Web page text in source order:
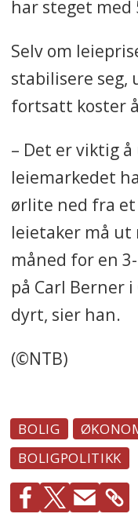
har steget med
Selv om
stabilisere seg,
fortsatt koster
– Det er viktig
leiemarkedet
ørlite ned fra
leietaker må ut
måned for en
på Carl Berner
dyrt, sier han.
(©NTB)
BOLIG
BOLIGPOLITIKK